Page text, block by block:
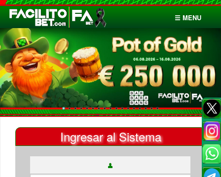
☰ MENU
Inicio
Apuestas
Cuentas
Ingresar al Sistema